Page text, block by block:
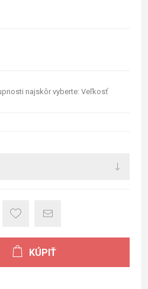
najskôr vyberte: Veľkosť
KÚPIŤ